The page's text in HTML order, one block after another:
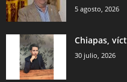
5 agosto, 2026
Chiapas,
30 julio, 2026